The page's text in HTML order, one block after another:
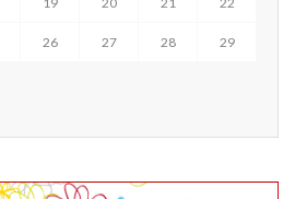
26 27 28 29